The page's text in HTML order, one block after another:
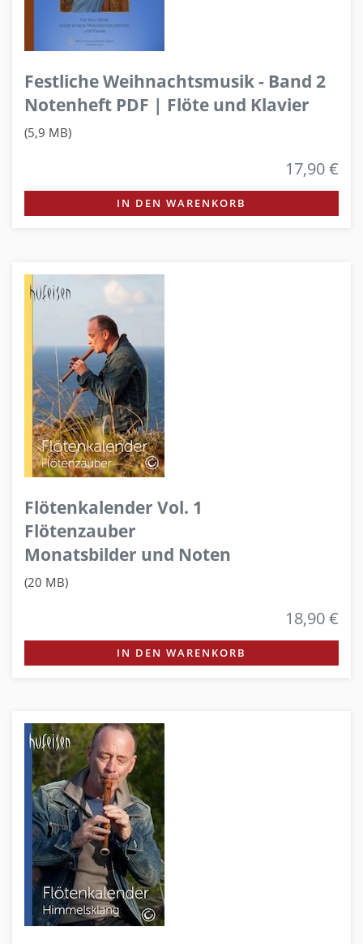
Festliche Weihnachtsmusik - Band 2
Notenheft PDF | Flöte und Klavier
(5,9 MB)
17,90 €
IN DEN WARENKORB
Flötenkalender Vol. 1
Flötenzauber
Monatsbilder und Noten
(20 MB)
18,90 €
IN DEN WARENKORB